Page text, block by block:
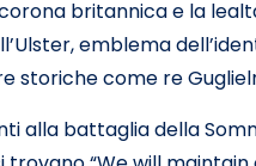
britannica e la
emblema
storiche come re
alla battaglia della